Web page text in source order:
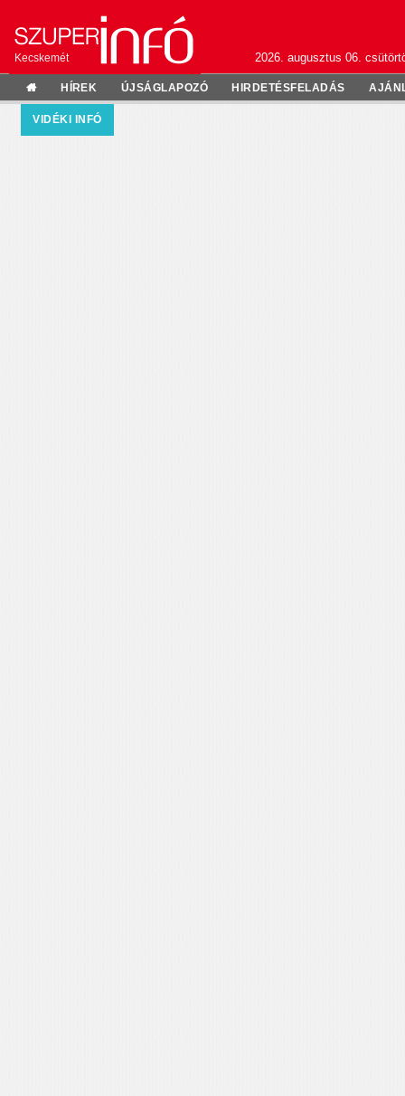
Kecskemét 2026. augusztus 06.
HÍREK ÚJSÁGLAPOZÓ HIRDETÉSFELADÁS
VIDÉKI INFÓ